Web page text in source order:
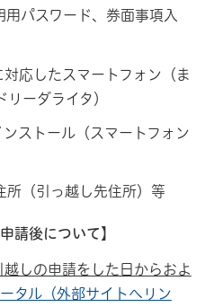
パスワード、券面事項入
応したスマートフォン（ま
ーダライタ）
ストール（スマートフォン
所（引っ越し先住所）等
請後について】
越しの申請をした日からおよ
タル（外部サイトへリン